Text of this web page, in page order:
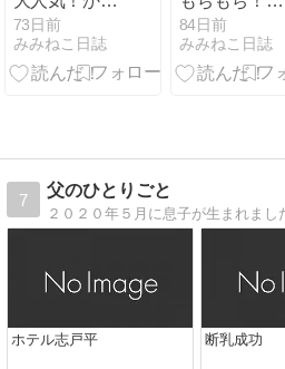
いい♡ 手作り
バタースクイ
ーズの作り方
73日前
みみねこ日誌
わいい♡ 手作
りスモアスク
イーズの作り
84日前
みみねこ日誌
7
父のひとりごと
ホテル志戸平 断乳成功